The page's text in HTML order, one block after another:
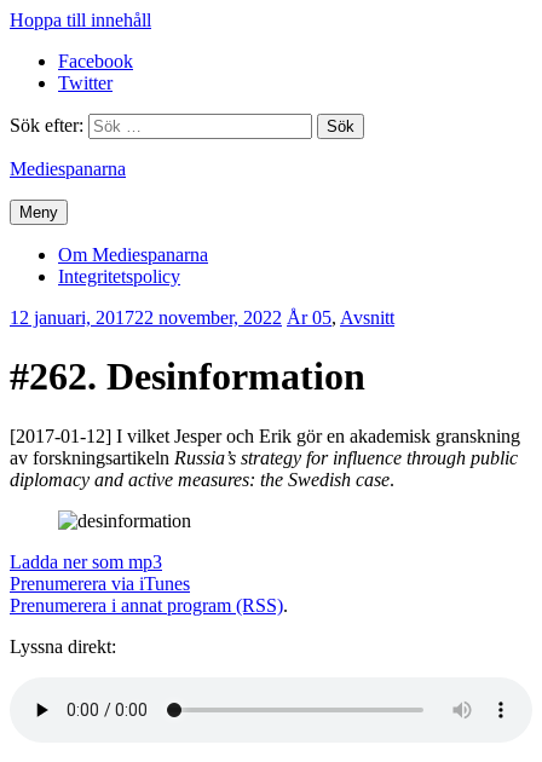
Hoppa till innehåll
Facebook
Twitter
Sök efter:
Mediespanarna
Meny
Om Mediespanarna
Integritetspolicy
12 januari, 201722 november, 2022 Erik
År 05, Avsnitt
#262. Desinformation
[2017-01-12] I vilket Jesper och Erik gör en akademisk granskning
av forskningsartikeln Russia’s strategy for influence through public
diplomacy and active measures: the Swedish case.
Ladda ner som mp3
Prenumerera via iTunes
Prenumerera i annat program (RSS).
Lyssna direkt: